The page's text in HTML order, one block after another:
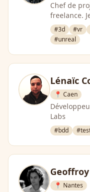
Chef de
freelance.
dans la
réalité
Que …
#3d #vr
#unreal
Lénaïc
📍 Caen
Labs
#bdd
📍 Nantes